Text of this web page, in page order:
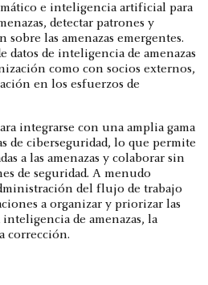
e inteligencia artificial para
detectar patrones y
las amenazas emergentes.
datos de inteligencia de amenazas
como con socios externos,
en los esfuerzos de
integrarse con una amplia gama
de ciberseguridad, lo que permite
a las amenazas y colaborar sin
de seguridad. A menudo
del flujo de trabajo
a organizar y priorizar las
de amenazas, la
corrección.